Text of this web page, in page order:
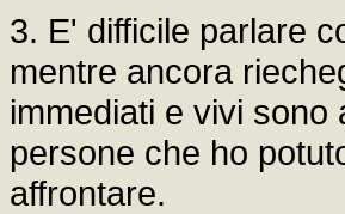
3. E' difficile parlare
mentre ancora
immediati e vivi
persone che ho
affrontare.